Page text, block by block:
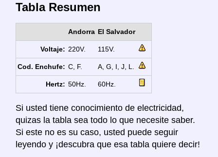
Tabla Resumen
Andorra El Salvador
Voltaje: 220V. 115V.
Cod. Enchufe: C, F. A, G, I, J, L.
Hertz: 50Hz. 60Hz.
Si usted tiene conocimiento de electricidad,
quizas la tabla sea todo lo que necesite saber.
Si este no es su caso, usted puede seguir
leyendo y ¡descubra que esa tabla quiere decir!